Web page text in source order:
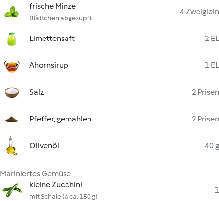
frische Minze
Blättchen abgezupft
4 Zweiglein
Limettensaft 2 EL
Ahornsirup 1 EL
Salz 2 Prisen
Pfeffer, gemahlen 2 Prisen
Olivenöl 40 g
Mariniertes Gemüse
kleine Zucchini
mit Schale (à ca. 150 g)
1